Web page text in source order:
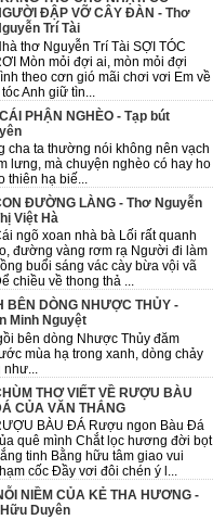
ĐẬP VỠ CÂY ĐÀN - Thơ
Trí Tài
thơ Nguyễn Trí Tài SỢI TÓC
Mòn mỏi đợi ai, mòn mỏi đợi
theo cơn gió mãi chơi vơi Em về
Anh giữ tìn...
PHẬN NGHÈO - Tạp bút
cha ta thường nói không nên vạch
lưng, mà chuyện nghèo có hay ho
thiên hạ biế...
ĐƯỜNG LÀNG - Thơ Nguyễn
Việt Hà
ngõ xoan nhà bà Lối rất quanh
đường vàng rơm rạ Người đi làm
buổi sáng vác cày bừa vội vã
chiều về thong thả ...
BÊN DÒNG NHƯỢC THỦY -
Minh Nguyệt
dòng Nhược Thủy đăm
mùa hạ trong xanh, dòng chảy
THƠ VIẾT VỀ RƯỢU BÀU
CỦA VĂN THẮNG
BÀU ĐÁ Rượu ngon Bàu Đá
quê mình Chắt lọc hương đời bọt
tinh Bằng hữu tâm giao vui
cốc Đầy vơi đôi chén ý l...
NIỀM CỦA KẺ THA HƯƠNG -
Duyên